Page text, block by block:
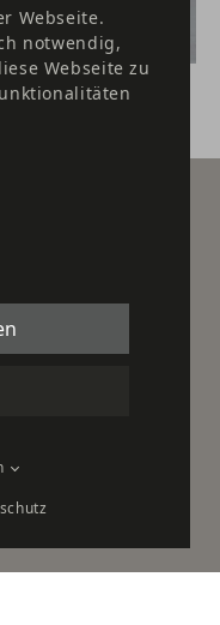
Webseite.
notwendig,
Webseite zu